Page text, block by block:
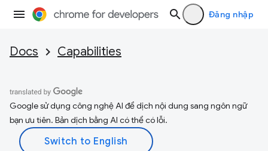
Đăng nhập
Docs Capabilities
Google sử dụng công nghệ AI để dịch nội dung sang ngôn ngữ
bạn ưu tiên. Bản dịch bằng AI có thể có lỗi.